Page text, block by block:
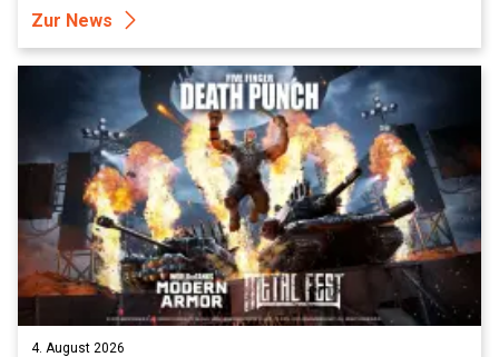
Zur News
4. August 2026